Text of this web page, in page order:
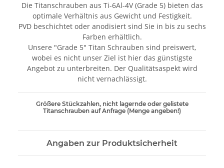
Die Titanschrauben aus Ti-6Al-4V (Grade 5) bieten das
optimale Verhältnis aus Gewicht und Festigkeit.
PVD beschichtet oder anodisiert sind Sie in bis zu sechs
Farben erhältlich.
Unsere "Grade 5" Titan Schrauben sind preiswert,
wobei es nicht unser Ziel ist hier das günstigste
Angebot zu unterbreiten. Der Qualitätsaspekt wird
nicht vernachlässigt.
Größere Stückzahlen, nicht lagernde oder gelistete
Titanschrauben auf Anfrage (Menge angeben!)
Angaben zur Produktsicherheit